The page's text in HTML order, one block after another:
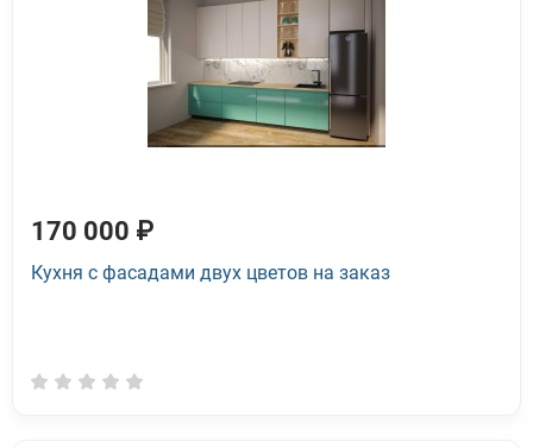
170 000 ₽
Кухня с фасадами двух цветов на заказ